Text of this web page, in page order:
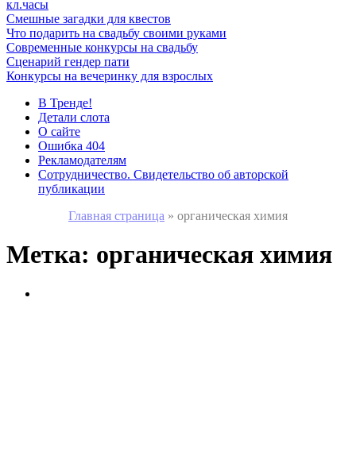
кл.часы
Смешные загадки для квестов
Что подарить на свадьбу своими руками
Современные конкурсы на свадьбу
Сценарий гендер пати
Конкурсы на вечеринку для взрослых
В Тренде!
Детали слота
О сайте
Ошибка 404
Рекламодателям
Сотрудничество. Свидетельство об авторской
публикации
Главная страница » органическая химия
Метка: органическая химия